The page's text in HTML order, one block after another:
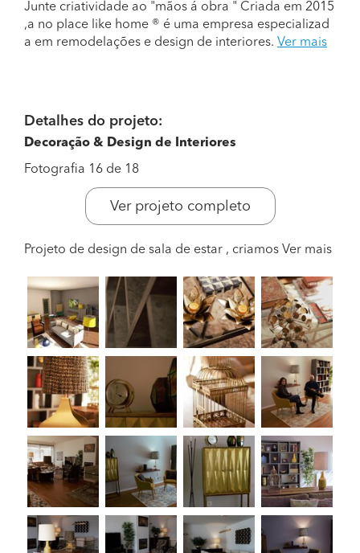
Junte criatividade ao "mãos á obra " Criada em 2015
,a no place like home ® é uma empresa especializad
a em remodelações e design de interiores. Ver mais
Detalhes do projeto:
Decoração & Design de Interiores
Fotografia 16 de 18
Ver projeto completo
Projeto de design de sala de estar , criamos Ver mais